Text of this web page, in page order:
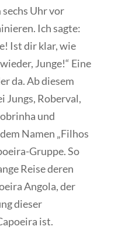
Uhr vor
Ich sagte:
Ist dir klar, wie
Junge!“ Eine
da. Ab diesem
Jungs, Roberval,
und
Namen „Filhos
Gruppe. So
Reise deren
Angola, der
dieser
ist.